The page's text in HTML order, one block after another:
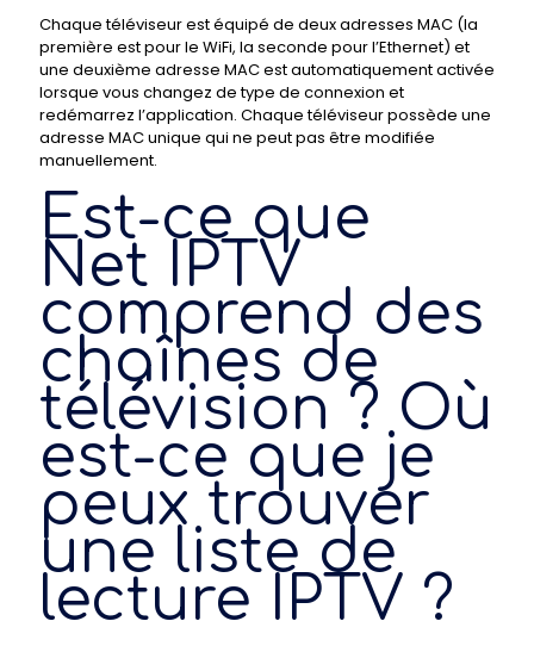
Chaque téléviseur est équipé de deux adresses MAC (la
première est pour le WiFi, la seconde pour l’Ethernet) et
une deuxième adresse MAC est automatiquement activée
lorsque vous changez de type de connexion et
redémarrez l’application. Chaque téléviseur possède une
adresse MAC unique qui ne peut pas être modifiée
manuellement.
Est-ce que
Net IPTV
comprend des
chaînes de
télévision ? Où
est-ce que je
peux trouver
une liste de
lecture IPTV ?